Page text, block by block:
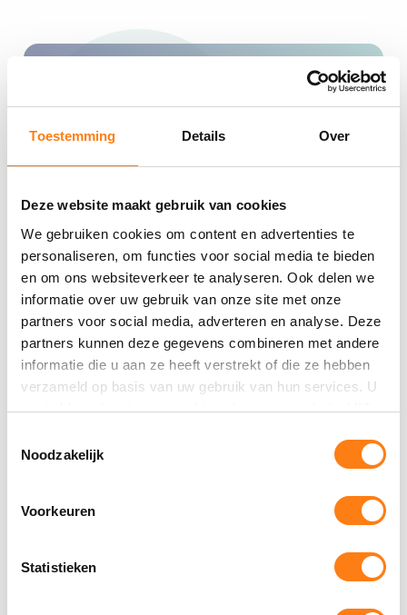
Toestemming Details Over
Deze website maakt gebruik van cookies
We gebruiken cookies om content en advertenties te
personaliseren, om functies voor social media te bieden
en om ons websiteverkeer te analyseren. Ook delen we
informatie over uw gebruik van onze site met onze
partners voor social media, adverteren en analyse. Deze
partners kunnen deze gegevens combineren met andere
informatie die u aan ze heeft verstrekt of die ze hebben
verzameld op basis van uw gebruik van hun services. U
gaat akkoord met onze cookies als u onze website blijft
Noodzakelijk
Voorkeuren
Statistieken
Heeft u vragen? Neem
vrijblijvend contact op met ons.
info@foxdevelopment.nl
030 2324 350